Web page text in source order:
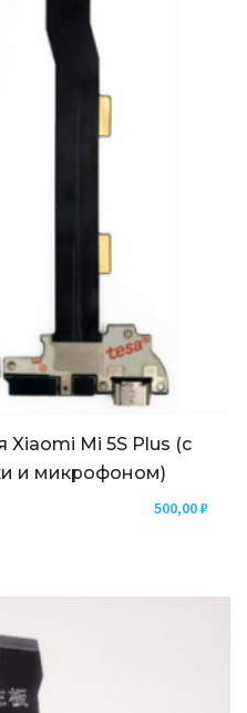
Xiaomi Mi 5S Plus (с
и микрофоном)
500,00₽